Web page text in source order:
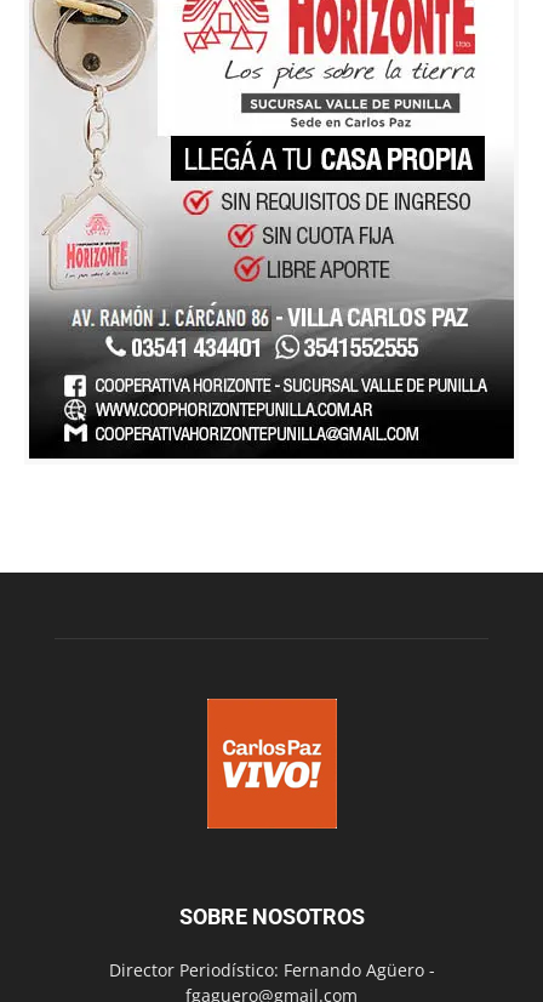
SOBRE NOSOTROS
Director Periodístico: Fernando Agüero -
fgaguero@gmail.com